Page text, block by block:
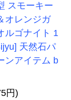
スモーキー
オレンジガ
ルゴナイト 1
天然石パ
ンアイテム b
円)